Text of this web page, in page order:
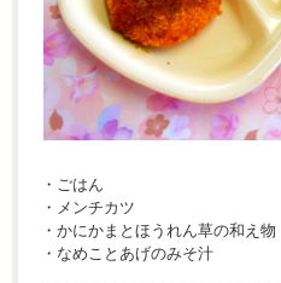
・ごはん
・メンチカツ
・かにかまとほうれん草の和え物
・なめことあげのみそ汁